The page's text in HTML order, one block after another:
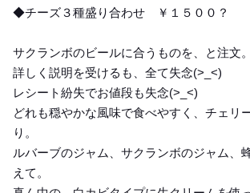
◆チーズ３種盛り合わせ ￥１５００？
サクランボのビールに合うものを、と注文。
詳しく説明を受けるも、全て失念(>_<)
レシート紛失でお値段も失念(>_<)
どれも穏やかな風味で食べやすく、チェリ
り。
ルバーブのジャム、サクランボのジャム、
えて。